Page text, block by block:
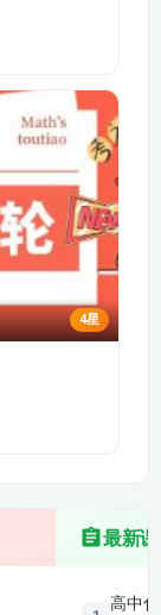
4星
最新
高中